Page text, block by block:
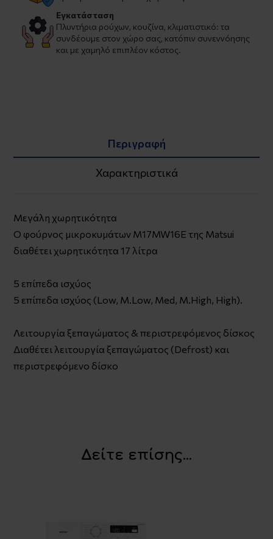
Εγκατάσταση
Πλυντήρια ρούχων, κουζίνα, κλιματιστικό: τα
συνδέουμε στον χώρο σας, κατόπιν συνεννόησης
και με χαμηλό επιπλέον κόστος.
Περιγραφή
Χαρακτηριστικά
Μεγάλη χωρητικότητα
Ο φούρνος μικροκυμάτων M17MW16E της Matsui
διαθέτει χωρητικότητα 17 λίτρα
5 επίπεδα ισχύος
5 επίπεδα ισχύος (Low, M.Low, Med, M.High, High).
Λειτουργία ξεπαγώματος & περιστρεφόμενος δίσκος
Διαθέτει λειτουργία ξεπαγώματος (Defrost) και
περιστρεφόμενο δίσκο
Δείτε επίσης...